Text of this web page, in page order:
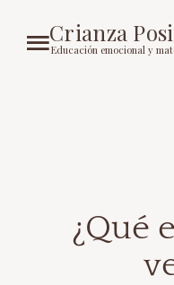
Crianza
Educación emocional y
¿Qué